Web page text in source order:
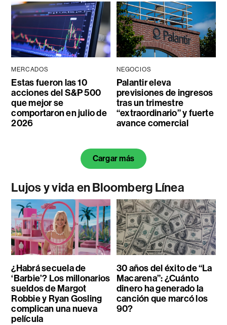
MERCADOS
Estas fueron las 10
acciones del S&P 500
que mejor se
comportaron en julio de
2026
NEGOCIOS
Palantir eleva
previsiones de ingresos
tras un trimestre
“extraordinario” y fuerte
avance comercial
Cargar más
Lujos y vida en Bloomberg Línea
¿Habrá secuela de
‘Barbie’? Los millonarios
sueldos de Margot
Robbie y Ryan Gosling
complican una nueva
película
30 años del éxito de “La
Macarena”: ¿Cuánto
dinero ha generado la
canción que marcó los
90?